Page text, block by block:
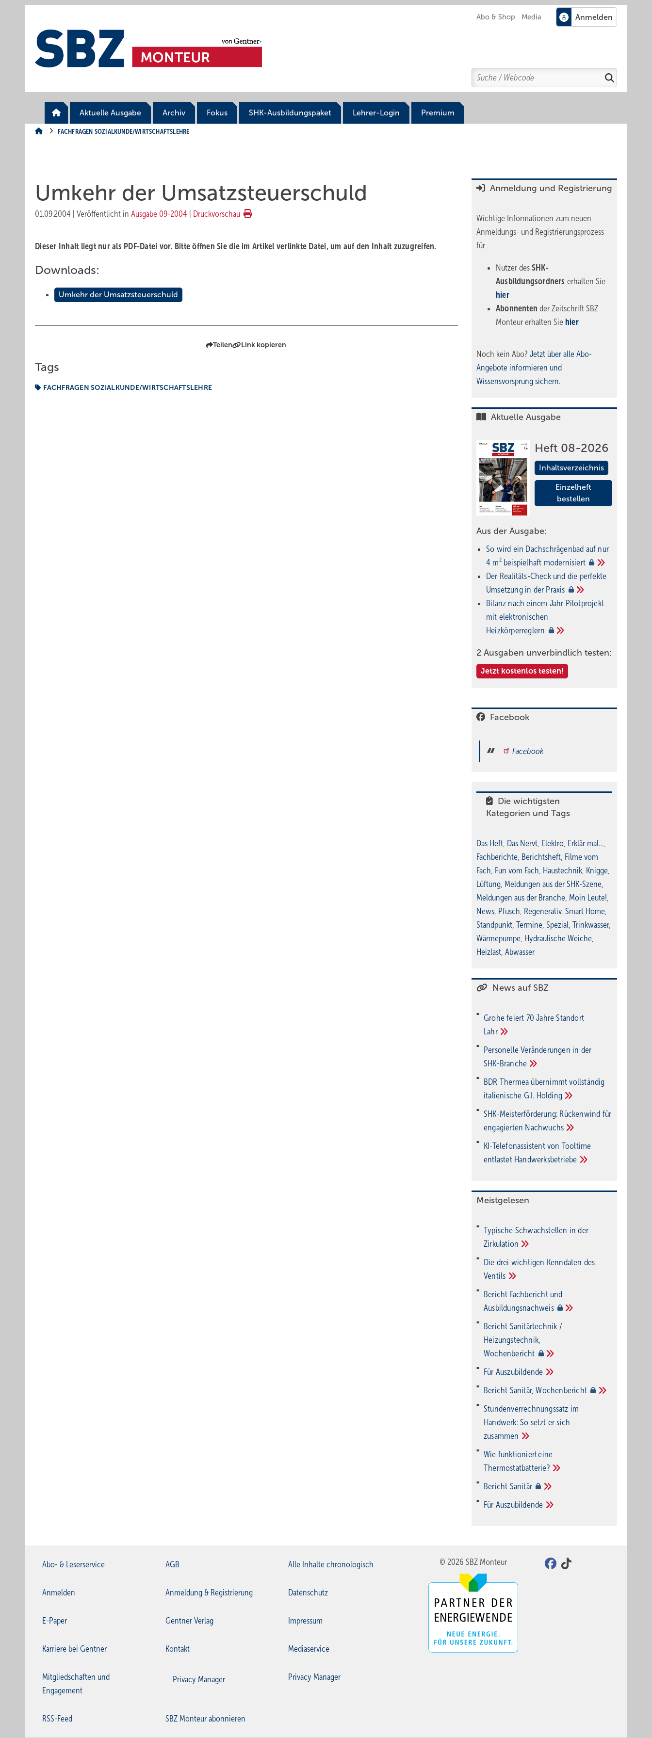
Abo & Shop Media
Search
Suchen
Aktuelle Ausgabe Archiv Fokus SHK-Ausbildungspaket Lehrer-Login Premium
FACHFRAGEN SOZIALKUNDE/WIRTSCHAFTSLEHRE
Umkehr der Umsatzsteuerschuld
01.09.2004 Veröffentlicht in Ausgabe 09-2004 Druckvorschau
Dieser Inhalt liegt nur als PDF-Datei vor. Bitte öffnen Sie die im Artikel verlinkte Datei, um auf den Inhalt zuzugreifen.
Downloads:
Umkehr der Umsatzsteuerschuld
Teilen Link kopieren
Tags
FACHFRAGEN SOZIALKUNDE/WIRTSCHAFTSLEHRE
Anmeldung und Registrierung
Wichtige Informationen zum neuen
Anmeldungs- und Registrierungsprozess
für
Nutzer des SHK-
Ausbildungsordners erhalten Sie
hier
Abonnentender Zeitschrift SBZ
Monteur erhalten Sie hier
Noch kein Abo? Jetzt über alle Abo-
Angebote informieren und
Wissensvorsprung sichern.
Aktuelle Ausgabe
Heft 08-2026
Inhaltsverzeichnis
Einzelheft
bestellen
Aus der Ausgabe:
So wird ein Dach­schrägenbad auf nur
4 m² beispielhaft modernisiert
Der Realitäts-Check und die perfekte
Umsetzung in der Praxis
Bilanz nach einem Jahr Pilotprojekt
mit elektronischen
Heizkörperreglern
2 Ausgaben unverbindlich testen:
Jetzt kostenlos testen!
Facebook
Facebook
Die wichtigsten
Kategorien und Tags
Das Heft, Das Nervt, Elektro, Erklär mal…,
Fachberichte, Berichtsheft, Filme vom
Fach, Fun vom Fach, Haustechnik, Knigge,
Lüftung, Meldungen aus der SHK-Szene,
Meldungen aus der Branche, Moin Leute!,
News, Pfusch, Regenerativ, Smart Home,
Standpunkt, Termine, Spezial, Trinkwasser,
Wärmepumpe, Hydraulische Weiche,
Heizlast, Abwasser
News auf SBZ
Grohe feiert 70 Jahre Standort
Lahr
Personelle Veränderungen in der
SHK-Branche
BDR Thermea übernimmt vollständig
italienische G.I. Holding
SHK-Meisterförderung: Rücken­wind für
enga­gier­ten Nachwuchs
KI-Telefonassistent von Tooltime
entlastet Hand­werks­be­triebe
Meistgelesen
Typische Schwachstellen in der
Zirkulation
Die drei wichtigen Kenndaten des
Ventils
Bericht Fachbericht und
Ausbildungsnachweis
Bericht Sanitärtechnik /
Heizungstechnik,
Wochenbericht
Für Auszubildende
Bericht Sanitär,Wochenbericht
Stundenverrechnungssatz im
Handwerk: So setzt er sich
zusammen
Wie funktioniert eine
Thermostatbatterie?
Bericht Sanitär
Für Auszubildende
Abo- & Leserservice AGB Alle Inhalte chronologisch
Anmelden Anmeldung & Registrierung Datenschutz
E-Paper Gentner Verlag Impressum
Karriere bei Gentner Kontakt Mediaservice
Mitgliedschaften und
Engagement
Privacy Manager Privacy Manager
RSS-Feed SBZ Monteur abonnieren
© 2026 SBZ Monteur